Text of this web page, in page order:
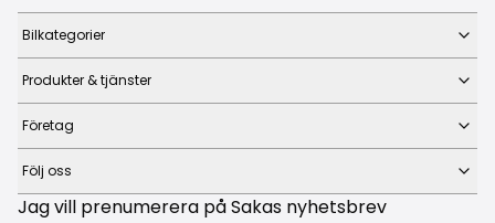
Bilkategorier
Produkter & tjänster
Företag
Följ oss
Jag vill prenumerera på Sakas nyhetsbrev